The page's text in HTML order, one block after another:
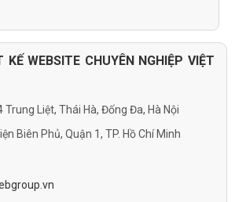
KẾ WEBSITE CHUYÊN NGHIỆP VIỆT
Trung Liệt, Thái Hà, Đống Đa, Hà Nội
Biên Phủ, Quận 1, TP. Hồ Chí Minh